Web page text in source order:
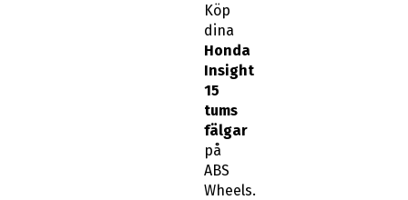
Köp
dina
Honda
Insight
15
tums
fälgar
på
ABS
Wheels.